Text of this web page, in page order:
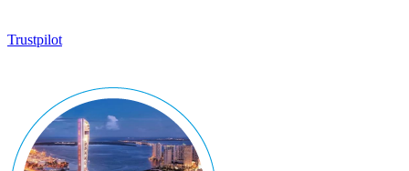
Trustpilot